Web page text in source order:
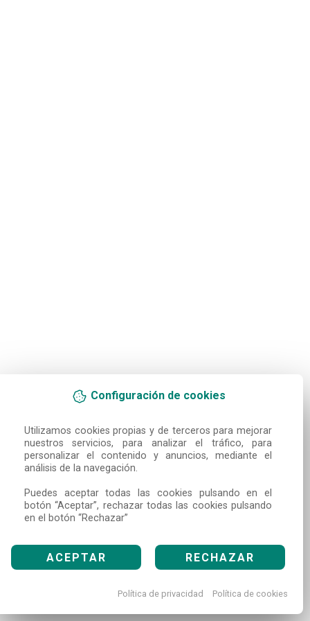
Configuración de cookies
Utilizamos cookies propias y de terceros para mejorar
nuestros servicios, para analizar el tráfico, para
personalizar el contenido y anuncios, mediante el
análisis de la navegación.
Puedes aceptar todas las cookies pulsando en el
botón “Aceptar”, rechazar todas las cookies pulsando
en el botón “Rechazar”
ACEPTAR RECHAZAR
Política de privacidad Política de cookies